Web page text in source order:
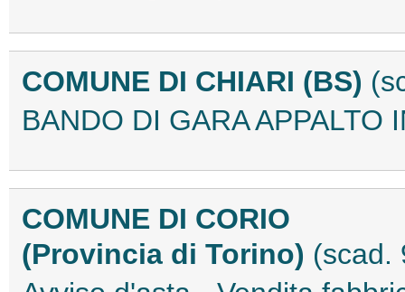
COMUNE DI CHIARI (BS)
BANDO DI GARA APPALTO
COMUNE DI CORIO
(Provincia di Torino) (scad.